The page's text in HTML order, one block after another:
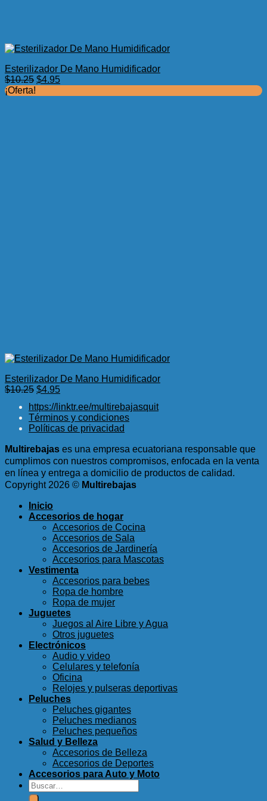
Esterilizador De Mano Humidificador
$10.25 El
$4.95El
¡Oferta!
Esterilizador De Mano Humidificador
$10.25 El
original
era:
$10.25.
$4.95El
actual
es:
$4.95.
https://linktr.ee/multirebajasquit
Términos y condiciones
Políticas de privacidad
Multirebajas es una empresa ecuatoriana responsable que
cumplimos con nuestros compromisos, enfocada en la venta
en línea y entrega a domicilio de productos de calidad.
Copyright 2026 © Multirebajas
Inicio
Accesorios de hogar
Accesorios de Cocina
Accesorios de Sala
Accesorios de Jardinería
Accesorios para Mascotas
Vestimenta
Accesorios para bebes
Ropa de hombre
Ropa de mujer
Juguetes
Juegos al Aire Libre y Agua
Otros juguetes
Electrónicos
Audio y video
Celulares y telefonía
Oficina
Relojes y pulseras deportivas
Peluches
Peluches gigantes
Peluches medianos
Peluches pequeños
Salud y Belleza
Accesorios de Belleza
Accesorios de Deportes
Accesorios para Auto y Moto
Buscar
por: